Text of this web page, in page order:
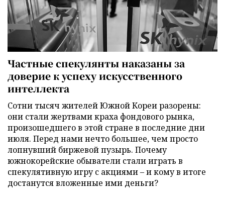
Частные спекулянты наказаны за
доверие к успеху искусственного
интеллекта
Сотни тысяч жителей Южной Кореи разорены:
они стали жертвами краха фондового рынка,
произошедшего в этой стране в последние дни
июля. Перед нами нечто большее, чем просто
лопнувший биржевой пузырь. Почему
южнокорейские обыватели стали играть в
спекулятивную игру с акциями – и кому в итоге
достанутся вложенные ими деньги?